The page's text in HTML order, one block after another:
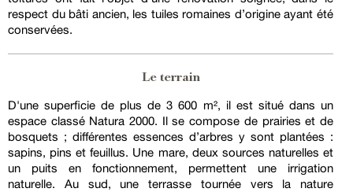
respect du bâti ancien, les tuiles romaines d’origine ayant été
conservées.
Le terrain
D'une superficie de plus de 3 600 m², il est situé dans un
espace classé Natura 2000. Il se compose de prairies et de
bosquets ; différentes essences d’arbres y sont plantées :
sapins, pins et feuillus. Une mare, deux sources naturelles et
un puits en fonctionnement, permettent une irrigation
naturelle. Au sud, une terrasse tournée vers la nature